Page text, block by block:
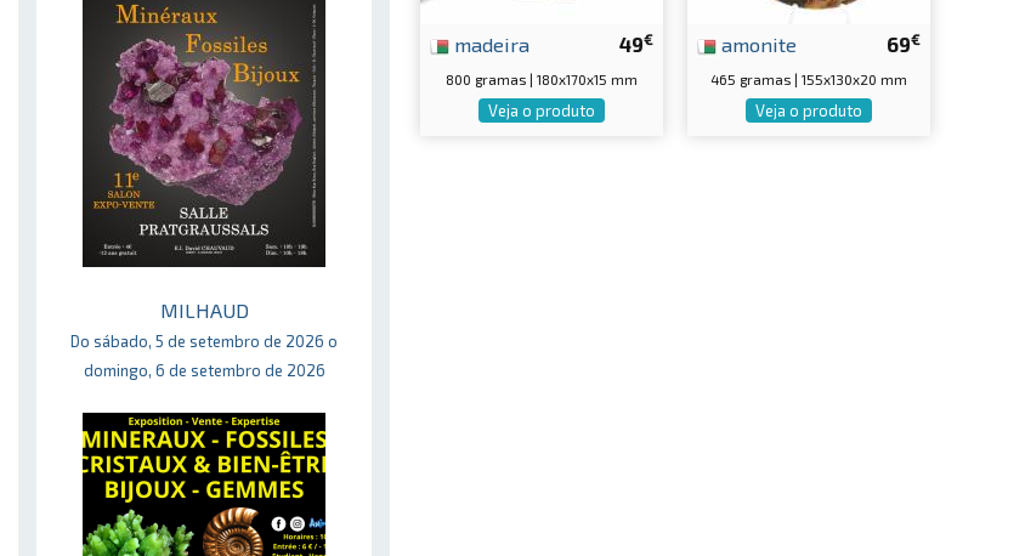
MILHAUD
Do sábado, 5 de setembro de 2026 o
domingo, 6 de setembro de 2026
49€
madeira
800 gramas | 180x170x15 mm
Veja o produto
69€
amonite
465 gramas | 155x130x20 mm
Veja o produto